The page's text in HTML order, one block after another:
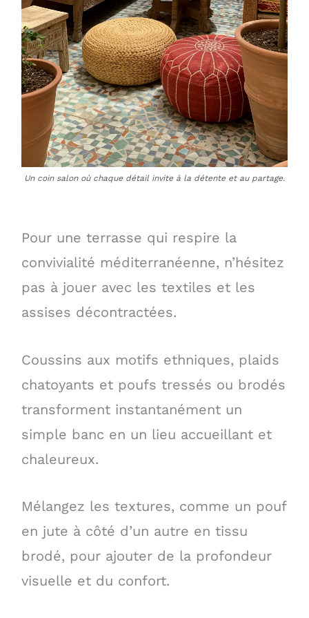
Un coin salon où chaque détail invite à la détente et au partage.
Pour une terrasse qui respire la
convivialité méditerranéenne, n’hésitez
pas à jouer avec les textiles et les
assises décontractées.
Coussins aux motifs ethniques, plaids
chatoyants et poufs tressés ou brodés
transforment instantanément un
simple banc en un lieu accueillant et
chaleureux.
Mélangez les textures, comme un pouf
en jute à côté d’un autre en tissu
brodé, pour ajouter de la profondeur
visuelle et du confort.